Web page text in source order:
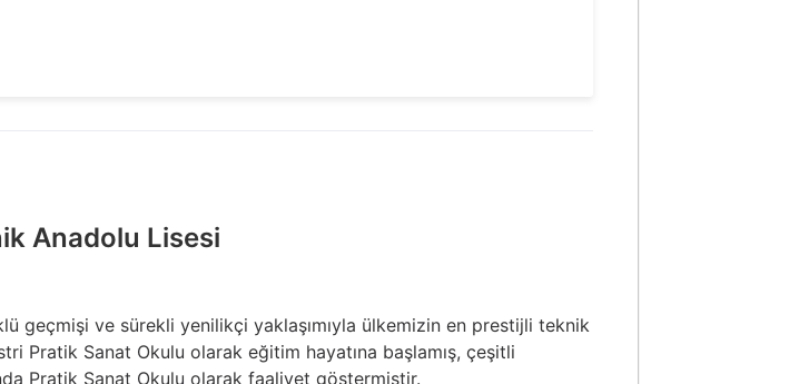
Anadolu Lisesi
geçmişi ve sürekli yenilikçi yaklaşımıyla ülkemizin en prestijli teknik
Pratik Sanat Okulu olarak eğitim hayatına başlamış, çeşitli
Pratik Sanat Okulu olarak faaliyet göstermiştir.